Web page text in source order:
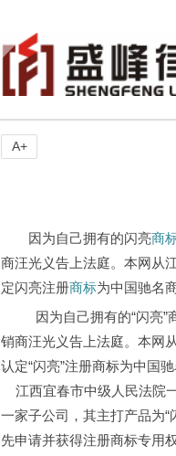
因为自己拥有的闪亮商
商汪光义告上法庭。本网从
定闪亮注册商标为中国驰名
因为自己拥有的“闪亮
销商汪光义告上法庭。本网
认定“闪亮”注册商标为中国
江西宜春市中级人民法院
一家子公司，其主打产品为“
先申请并获得注册商标专用
A+